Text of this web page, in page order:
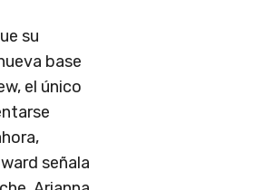
su
base
el único
señala